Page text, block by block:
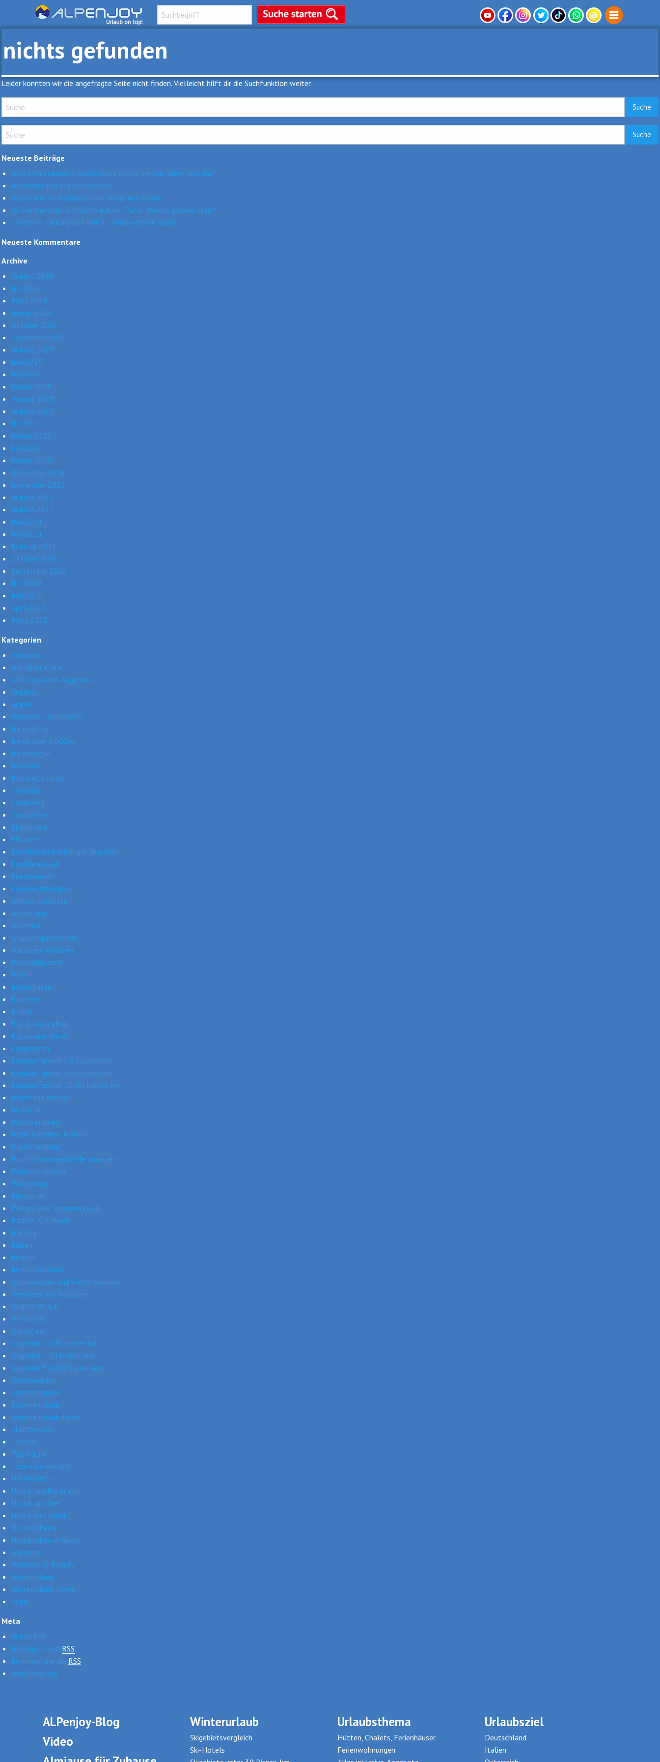
nichts gefunden
Leider konnten wir die angefragte Seite nicht finden. Vielleicht hilft dir die Suchfunktion weiter.
Neueste Beiträge
Alpy Erfahrungen: Skiausrüstung online mieten, lohnt sich das?
Alpenüberquerung vorbereiten
Alpenferien – wunderschöne Natur entdecken
Aufnahmen mit der GoPro auf der Piste: Was ist zu beachten?
Zwischen Taktung und Stille – Unterwegs in Japan
Neueste Kommentare
Archive
August 2026
Juli 2026
März 2026
Januar 2026
Oktober 2025
September 2025
August 2025
Juni 2025
Mai 2025
Januar 2025
August 2023
August 2022
Juli 2022
Januar 2021
Mai 2020
Januar 2019
Dezember 2018
November 2017
August 2013
August 2011
Juni 2011
Mai 2011
Februar 2011
Oktober 2010
September 2010
Juli 2010
Juni 2010
April 2010
März 2010
Kategorien
Adrenalin
Allergikerurlaub
Alles inklusive-Angebote
Angebot
Angeln
Autofreie Urlaubsorte
Barrierefrei
Berge über 3.000m
Bergsteigen
Biathlon
Bungee Jumping
Camping
Canyoning
Coolcation
Eisklettern
Eislaufen
Familien- und Anfänger Skigebiet
Familienurlaub
Ferienhäuser
Ferienwohnungen
Gletschergebiete
Golfurlaub
Gourmet
Gruppenspezialisten
Gutschein einlösen
Hochseilgarten
Hotels
Inlineskaten
Klettern
Kultur
Kur & Gesundheit
Kurzurlaub-News
Langlaufen
Langlaufgebiet > 50 Loipen-km
Langlaufgebiet < 10 Loipen-km
Langlaufgebiet 10-50 Loipen-km
Mautfreie Anreise
Motorrad
Mountainbiken
Nicht-Skifahrer-Hotels
Nordic Walking
Nur im Sommershuffle anzeigen
Panoramahotels
Paragliding
Pensionen
Pollenfreier Sommerurlaub
Radeln & E-Biken
Rafting
Reiten
Rodeln
Romantikurlaub
Schneeschuh- und Winterwandern
Seminare und Tagungen
Singles-Urlaub
Ski-Hotels
Ski-Safaris
Skigebiet > 100 Pisten-km
Skigebiet < 30 Pisten-km
Skigebiet 30-100 Pisten-km
Snowboarden
Sommerrodeln
Sommerurlaub
Sommerurlaub-News
Städtereisen
Therme
Top-Küche
Tourismusverband
Unterkünfte
Urlaub am Bauernhof
Urlaub am See
Urlaub mit Hund
Urlaubsthema
Urlaubsthema-News
Wandern
Wellness & Beauty
Winterurlaub
Winterurlaub-News
Yoga
Meta
Anmelden
Beitrags-Feed (RSS)
Kommentare als RSS
WordPress.org
ALPenjoy-Blog
Video
Winterurlaub
Skigebietsvergleich
Ski-Hotels
Urlaubsthema
Hütten, Chalets, Ferienhäuser
Ferienwohnungen
Urlaubsziel
Deutschland
Italien